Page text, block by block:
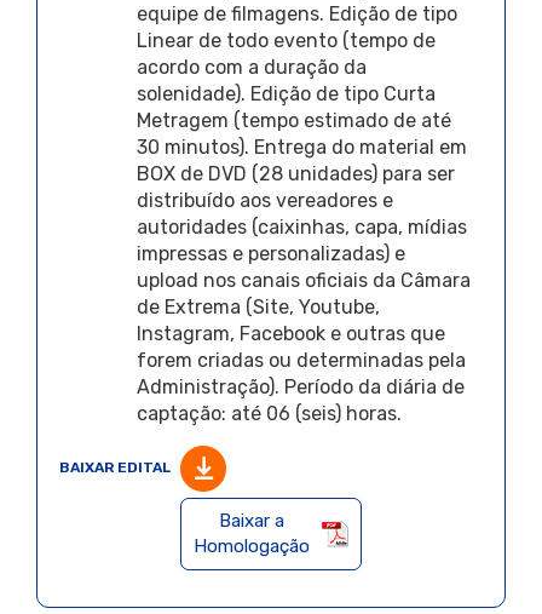
equipe de filmagens. Edição de tipo
Linear de todo evento (tempo de
acordo com a duração da
solenidade). Edição de tipo Curta
Metragem (tempo estimado de até
30 minutos). Entrega do material em
BOX de DVD (28 unidades) para ser
distribuído aos vereadores e
autoridades (caixinhas, capa, mídias
impressas e personalizadas) e
upload nos canais oficiais da Câmara
de Extrema (Site, Youtube,
Instagram, Facebook e outras que
forem criadas ou determinadas pela
Administração). Período da diária de
captação: até 06 (seis) horas.
BAIXAR EDITAL
Baixar a
Homologação